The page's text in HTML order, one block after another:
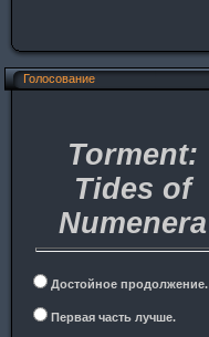
Голосование
Torment:
Tides of
Numenera
Достойное продолжение.
Первая часть лучше.